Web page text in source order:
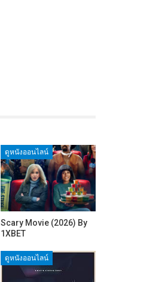
ดูหนังออนไลน์
Scary Movie (2026) By
1XBET
ดูหนังออนไลน์